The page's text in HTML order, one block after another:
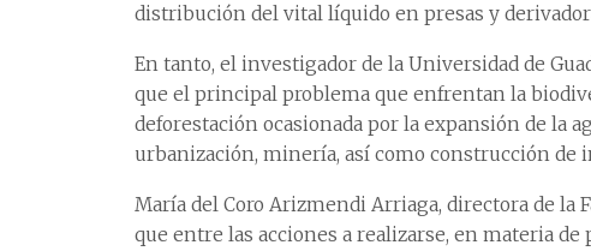
distribución del vital líquido en presas y
En tanto, el investigador de la Universidad de
que el principal problema que enfrentan la
deforestación ocasionada por la expansión de la
urbanización, minería, así como construcción de
María del Coro Arizmendi Arriaga, directora de la
que entre las acciones a realizarse, en materia